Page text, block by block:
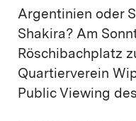
Argentinien oder
Shakira? Am
Röschibachplatz
Quartierverein
Public Viewing